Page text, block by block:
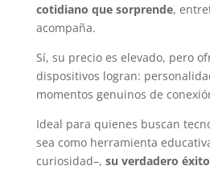
cotidiano que sorprende,
acompaña.
Sí, su precio es elevado, pero
dispositivos logran:
momentos genuinos de
Ideal para quienes buscan
sea como herramienta
curiosidad–, su verdadero